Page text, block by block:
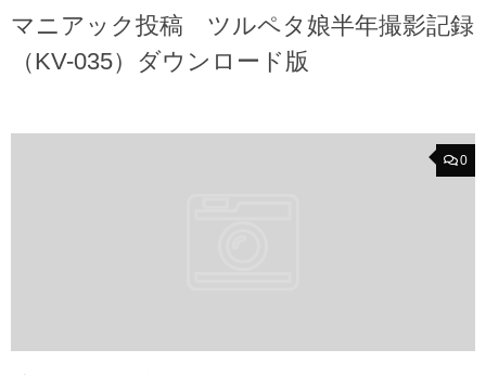
マニアック投稿 ツルペタ娘半年撮影記録
（KV-035）ダウンロード版
0